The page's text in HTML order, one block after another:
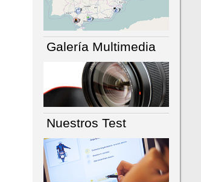
Galería Multimedia
Nuestros Test